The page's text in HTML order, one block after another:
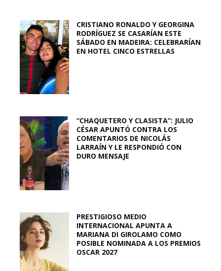
CRISTIANO RONALDO Y GEORGINA
RODRÍGUEZ SE CASARÍAN ESTE
SÁBADO EN MADEIRA: CELEBRARÍAN
EN HOTEL CINCO ESTRELLAS
“CHAQUETERO Y CLASISTA”: JULIO
CÉSAR APUNTÓ CONTRA LOS
COMENTARIOS DE NICOLÁS
LARRAÍN Y LE RESPONDIÓ CON
DURO MENSAJE
PRESTIGIOSO MEDIO
INTERNACIONAL APUNTA A
MARIANA DI GIROLAMO COMO
POSIBLE NOMINADA A LOS PREMIOS
OSCAR 2027